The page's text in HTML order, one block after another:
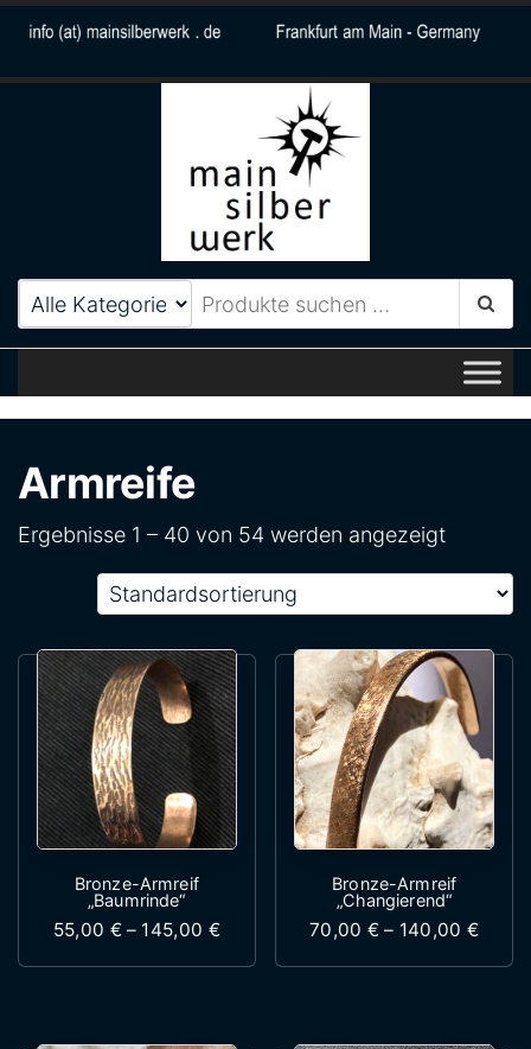
MainSilberWerk
Zeitlos elegantes
Schmuckdesign aus Frankfurt
am Main
Armreife
Ergebnisse 1 – 40 von 54 werden angezeigt
Bronze-Armreif
„Baumrinde“
55,00 € – 145,00 €Preisspanne: 55,00 € bis 145,00 €
Dieses Produkt weist mehrere
Bronze-Armreif
„Changierend“
70,00 € – 140,00€
Dieses